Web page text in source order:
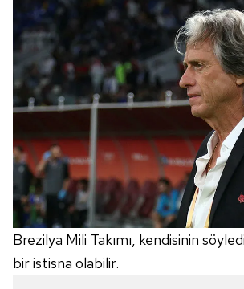
Brezilya Mili Takımı, kendisinin
bir istisna olabilir.